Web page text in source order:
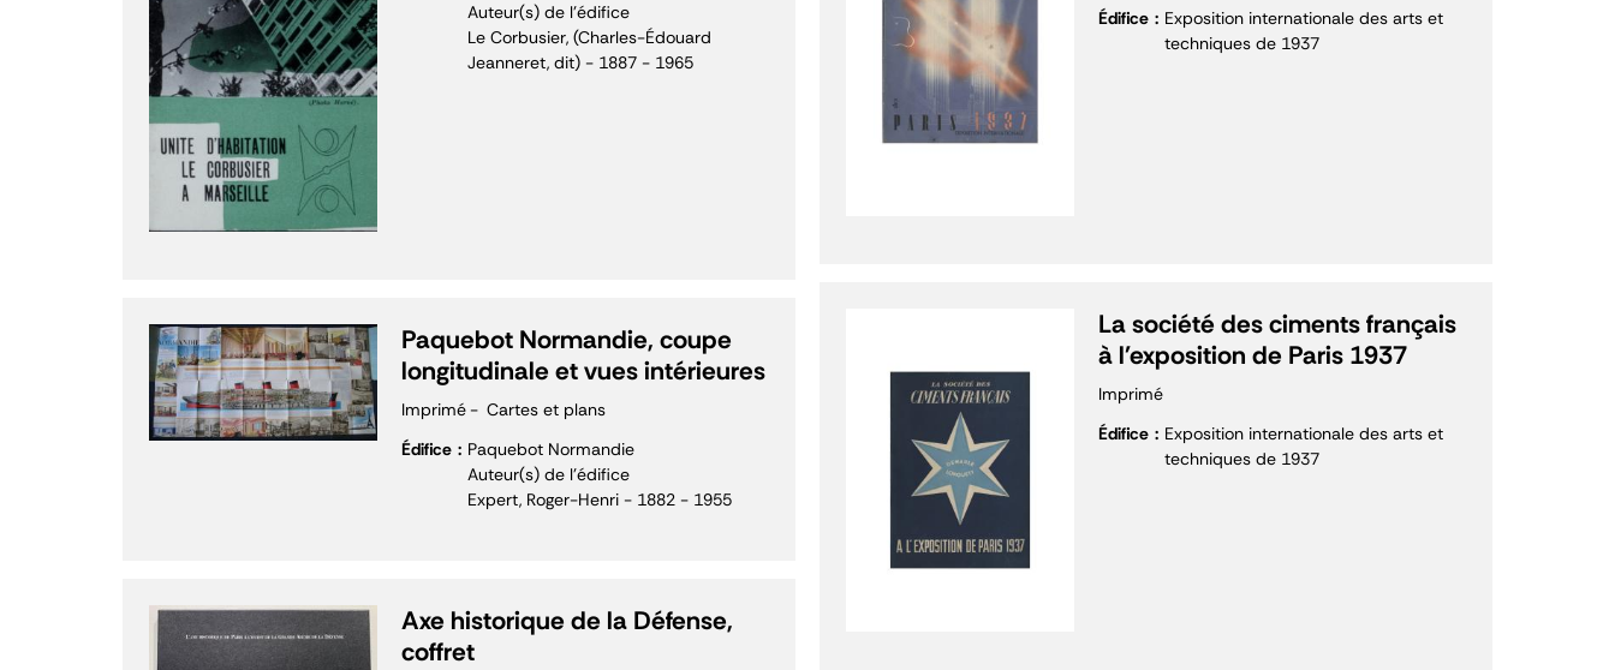
Auteur(s) de l'édifice
Le Corbusier, (Charles-Édouard
Jeanneret, dit) - 1887 - 1965
Paquebot Normandie, coupe
longitudinale et vues intérieures
Imprimé
Cartes et plans
Édifice
Paquebot Normandie
Auteur(s) de l'édifice
Expert, Roger-Henri - 1882 - 1955
Axe historique de la Défense,
coffret
Édifice
Exposition internationale des arts et
techniques de 1937
La société des ciments français
à l'exposition de Paris 1937
Imprimé
Édifice
Exposition internationale des arts et
techniques de 1937